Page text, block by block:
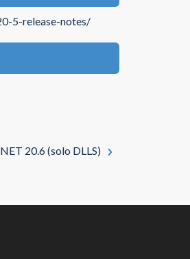
5-release-notes/
20.6 (solo DLLS)